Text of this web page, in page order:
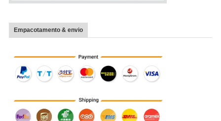
Empacotamento & envio